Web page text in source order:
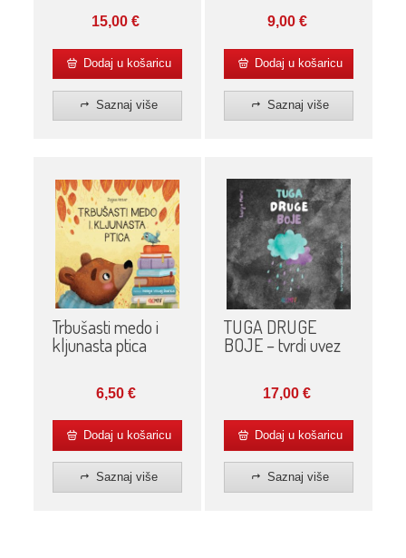
15,00€
Dodaj u košaricu
Saznaj više
9,00 €
Dodaj u košaricu
Saznaj više
Trbušasti medo i
kljunasta ptica
6,50 €
Dodaj u košaricu
Saznaj više
TUGA DRUGE
BOJE – tvrdi uvez
17,00€
Dodaj u košaricu
Saznaj više